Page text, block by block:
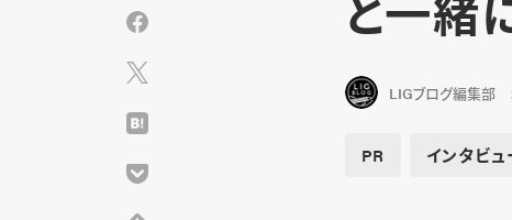
LIGブログ編集部
PR インタビュ